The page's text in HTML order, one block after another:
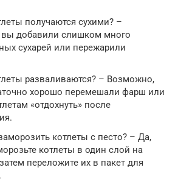
получаются сухими? –
добавили слишком много
сухарей или пережарили
разваливаются? – Возможно,
хорошо перемешали фарш или
«отдохнуть» после
котлеты с песто? – Да,
котлеты в один слой на
переложите их в пакет для